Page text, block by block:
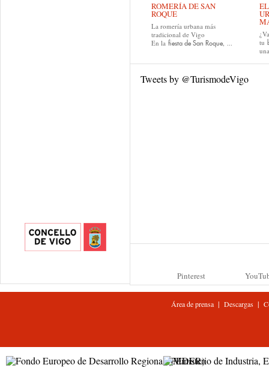
ROMERÍA DE SAN
ROQUE
La romería urbana más
tradicional de Vigo
En la fiesta de San Roque, ...
tu
Tweets by @TurismodeVigo
Pinterest
Área de prensa| Descargas|